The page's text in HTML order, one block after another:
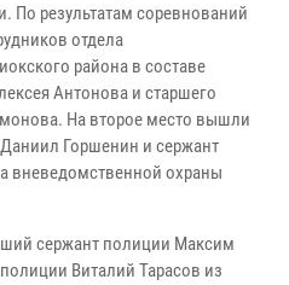
По результатам соревнований
отдела
района в составе
Антонова и старшего
На второе место вышли
Горшенин и сержант
вневедомственной охраны
сержант полиции Максим
Виталий Тарасов из